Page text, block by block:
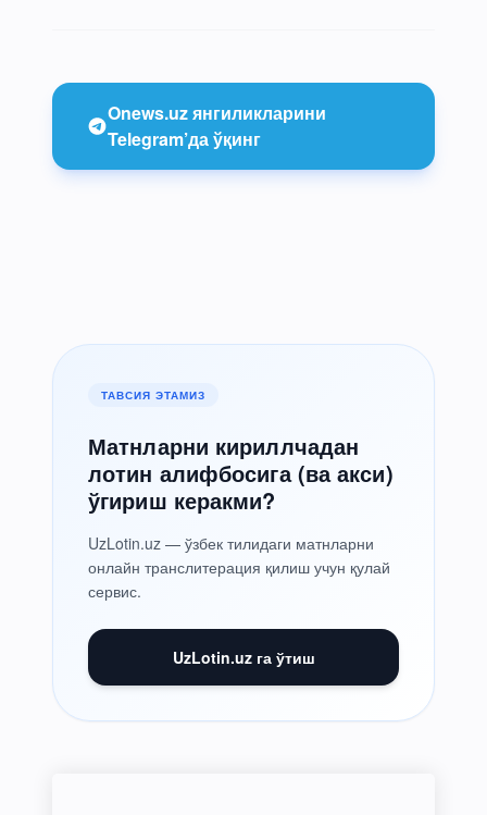
Onews.uz янгиликларини
Telegram’да ўқинг
ТАВСИЯ ЭТАМИЗ
Матнларни кириллчадан
лотин алифбосига (ва акси)
ўгириш керакми?
UzLotin.uz — ўзбек тилидаги матнларни
онлайн транслитерация қилиш учун қулай
сервис.
UzLotin.uz га ўтиш